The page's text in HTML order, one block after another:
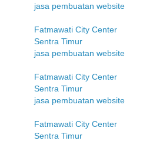
jasa pembuatan website
Fatmawati City Center
Sentra Timur
jasa pembuatan website
Fatmawati City Center
Sentra Timur
jasa pembuatan website
Fatmawati City Center
Sentra Timur